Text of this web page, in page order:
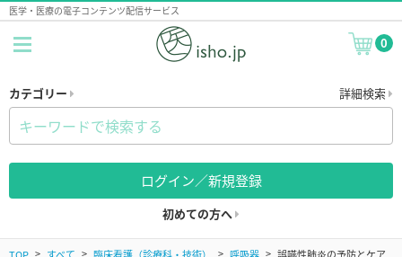
医学・医療の電子コンテンツ配信サービス
0
カテゴリー 詳細検索
ログイン／新規登録
初めての方へ